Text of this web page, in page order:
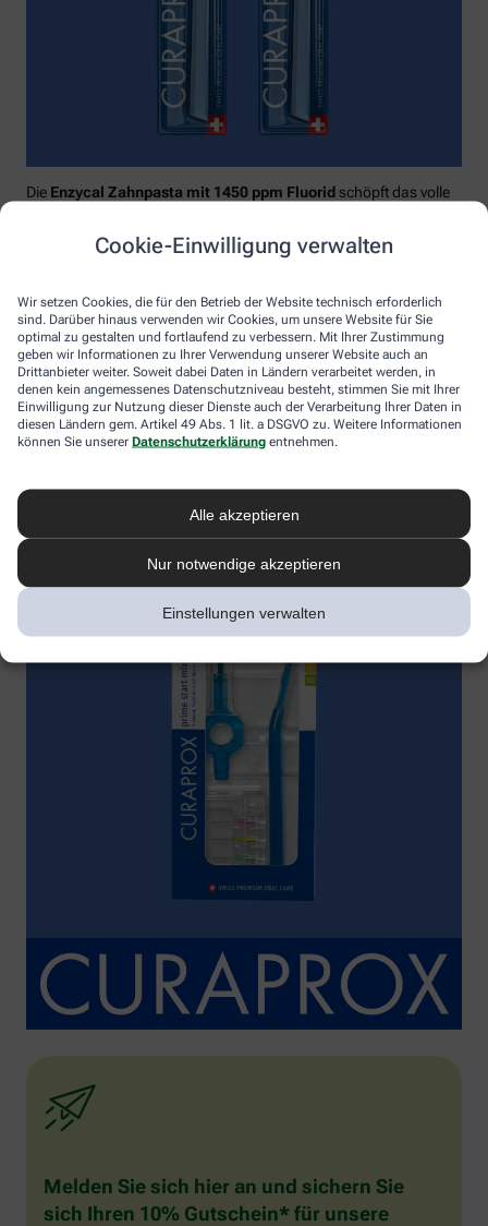
Cookie-Einwilligung verwalten
Wir setzen Cookies, die für den Betrieb der Website technisch erforderlich
sind. Darüber hinaus verwenden wir Cookies, um unsere Website für Sie
optimal zu gestalten und fortlaufend zu verbessern. Mit Ihrer Zustimmung
geben wir Informationen zu Ihrer Verwendung unserer Website auch an
Drittanbieter weiter. Soweit dabei Daten in Ländern verarbeitet werden, in
denen kein angemessenes Datenschutzniveau besteht, stimmen Sie mit Ihrer
Einwilligung zur Nutzung dieser Dienste auch der Verarbeitung Ihrer Daten in
diesen Ländern gem. Artikel 49 Abs. 1 lit. a DSGVO zu. Weitere Informationen
können Sie unserer Datenschutzerklärung entnehmen.
Alle akzeptieren
Nur notwendige akzeptieren
Einstellungen verwalten
Die Enzycal Zahnpasta mit 1450 ppm Fluorid schöpft das volle
Enzymen deine körpereigenen Abwehrkräfte.
Interdentalbürsten „prime“
reinigen den gesamten kritischen
Zahnzwischenraum effektiv und verletzungsfrei: vom
Zahnfleischrand über die konkaven Nischen bis direkt unter die
Kontaktstelle. Selbst kleinste Interdentalräume werden ohne
Verletzungsgefahr behandelt – dank Cural®, dem hauchdünnen
und extrastarken Chirurgendraht, mit dem eine einzige
Reinigungsbewegung ausreicht: einmal rein und raus. Fertig.
Das House of Mouth bündelt dieses Wissen – und macht
Melden Sie sich hier an und sichern Sie
sich Ihren 10% Gutschein* für unsere